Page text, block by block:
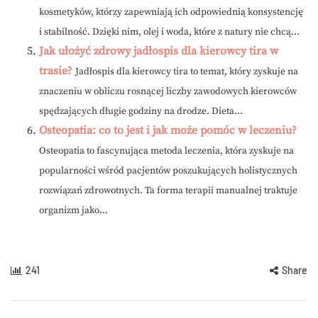
kosmetyków, którzy zapewniają ich odpowiednią konsystencję
i stabilność. Dzięki nim, olej i woda, które z natury nie chcą...
Jak ułożyć zdrowy jadłospis dla kierowcy tira w
trasie? Jadłospis dla kierowcy tira to temat, który zyskuje na
znaczeniu w obliczu rosnącej liczby zawodowych kierowców
spędzających długie godziny na drodze. Dieta...
Osteopatia: co to jest i jak może pomóc w leczeniu?
Osteopatia to fascynująca metoda leczenia, która zyskuje na
popularności wśród pacjentów poszukujących holistycznych
rozwiązań zdrowotnych. Ta forma terapii manualnej traktuje
organizm jako...
241 Share